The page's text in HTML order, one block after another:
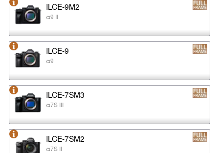
ILCE-9M2
α9 II
ILCE-9
α9
ILCE-7SM3
α7S III
ILCE-7SM2
α7S II